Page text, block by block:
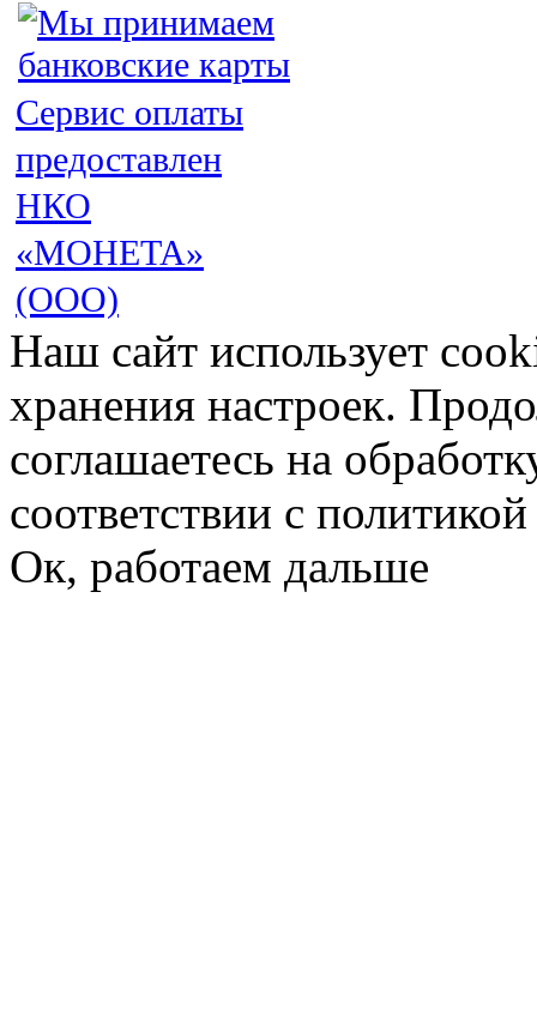
Сервис оплаты
предоставлен
НКО
«МОНЕТА»
(ООО)
Наш сайт использует
хранения настроек.
соглашаетесь на
соответствии с
Ок, работаем дальше